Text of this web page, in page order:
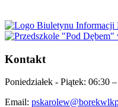
Kontakt
Poniedziałek - Piątek: 06:30
Email: